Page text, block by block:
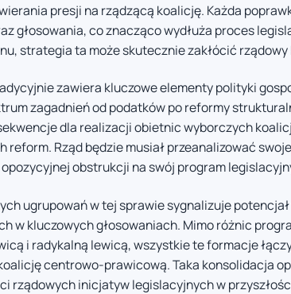
presji na rządzącą koalicję. Każda
głosowania, co znacząco wydłuża proces
strategia ta może skutecznie zakłócić
zawiera kluczowe elementy polityki
zagadnień od podatków po reformy
dla realizacji obietnic wyborczych
reform. Rząd będzie musiał przeanalizować
obstrukcji na swój program
ugrupowań w tej sprawie sygnalizuje
w kluczowych głosowaniach. Mimo różnic
i radykalną lewicą, wszystkie te formacje
centrowo-prawicową. Taka konsolidacja
rządowych inicjatyw legislacyjnych w